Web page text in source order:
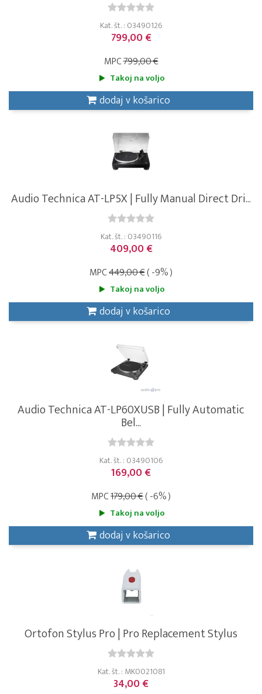
Kat. št. : 03490126
799,00 €
MPC799,00 €
Takoj na voljo
dodaj v košarico
Audio Technica AT-LP5X | Fully Manual Direct Dri...
Kat. št. : 03490116
409,00 €
MPC449,00 €( -9% )
Takoj na voljo
dodaj v košarico
Audio Technica AT-LP60XUSB | Fully Automatic
Bel...
Kat. št. : 03490106
169,00 €
MPC179,00 €( -6% )
Takoj na voljo
dodaj v košarico
Ortofon Stylus Pro | Pro Replacement Stylus
Kat. št. : MK0021081
34,00 €